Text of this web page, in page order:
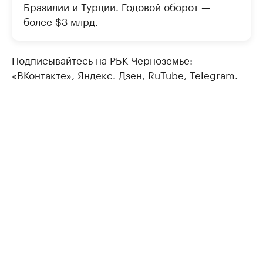
Бразилии и Турции. Годовой оборот —
более $3 млрд.
Подписывайтесь на РБК Черноземье:
«ВКонтакте», Яндекс. Дзен, RuTube, Telegram.